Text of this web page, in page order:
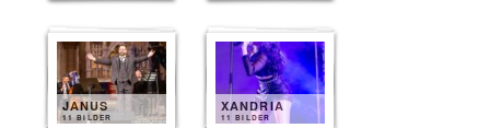
JANUS
11 BILDER
XANDRIA
11 BILDER